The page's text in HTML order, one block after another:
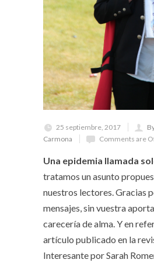
25 septiembre, 2017
Carmona
Comments are
Una epidemia llamada
tratamos un asunto
nuestros lectores. Gracias
mensajes, sin vuestra
carecería de alma. Y en
artículo publicado en la
Interesante por Sarah